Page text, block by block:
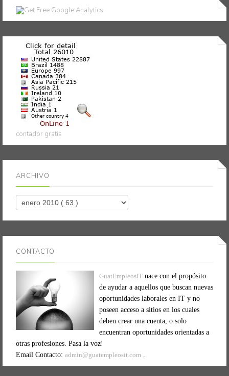
contador gratis
ARCHIVO
CONTACTO
GuatEmpleosIT nace con el propósito
de ayudar a aquellos que buscan nuevas
oportunidades laborales en IT y no
poseen acceso a sitios en los cuales
deben crear una cuenta, o solo
encuentran oportunidades orientadas a
otras profesiones. Pasa la voz!
Email Contacto: admin@guatempleosit.com .